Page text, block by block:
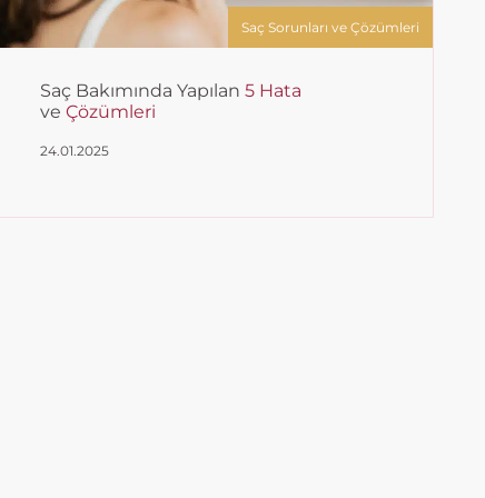
Saç Sorunları ve Çözümleri
Saç Bakımında Yapılan 5 Hata
ve Çözümleri
24.01.2025